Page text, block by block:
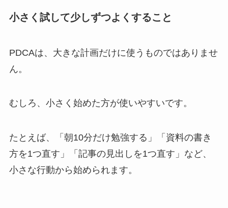
小さく試して少しずつよくすること
PDCAは、大きな計画だけに使うものではありませ
ん。
むしろ、小さく始めた方が使いやすいです。
たとえば、「朝10分だけ勉強する」「資料の書き
方を1つ直す」「記事の見出しを1つ直す」など、
小さな行動から始められます。